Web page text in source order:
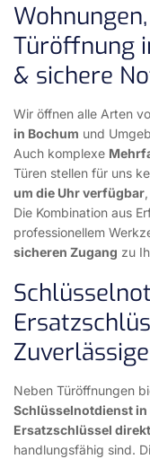
Türöffnung
& sichere
Wir öffnen alle Arten
in Bochum und
Auch komplexe
Türen stellen für uns
um die Uhr verfügbar
Die Kombination aus
professionellem
sicheren Zugang zu
Neben Türöffnungen
Schlüsselnotdienst in
Ersatzschlüssel
handlungsfähig sind.